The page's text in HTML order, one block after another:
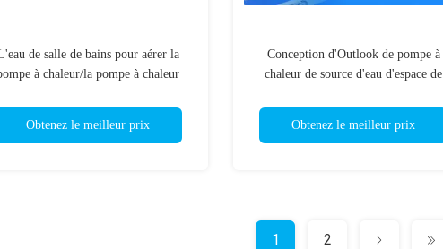
de salle de bains pour aérer la
à chaleur/la pompe à chaleur
Obtenez le meilleur prix
Conception d'Outlook de pompe à
chaleur de source d'eau d'espace de
Obtenez le meilleur prix
1 2